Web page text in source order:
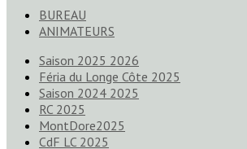
BUREAU
ANIMATEURS
Saison 2025 2026
Féria du Longe Côte 2025
Saison 2024 2025
RC 2025
MontDore2025
CdF LC 2025